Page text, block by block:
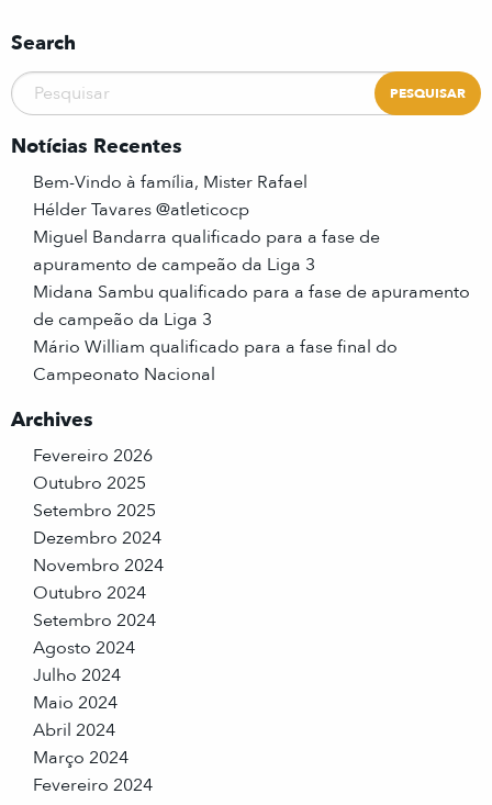
Search
Notícias Recentes
Bem-Vindo à família, Mister Rafael
Hélder Tavares @atleticocp
Miguel Bandarra qualificado para a fase de
apuramento de campeão da Liga 3
Midana Sambu qualificado para a fase de apuramento
de campeão da Liga 3
Mário William qualificado para a fase final do
Campeonato Nacional
Archives
Fevereiro 2026
Outubro 2025
Setembro 2025
Dezembro 2024
Novembro 2024
Outubro 2024
Setembro 2024
Agosto 2024
Julho 2024
Maio 2024
Abril 2024
Março 2024
Fevereiro 2024